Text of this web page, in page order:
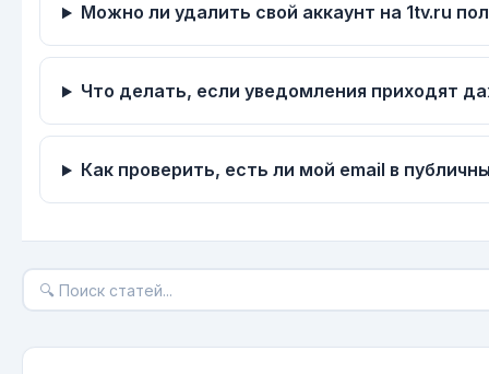
Можно ли удалить свой аккаунт на 1tv.ru
Что делать, если уведомления приходят
Как проверить, есть ли мой email в